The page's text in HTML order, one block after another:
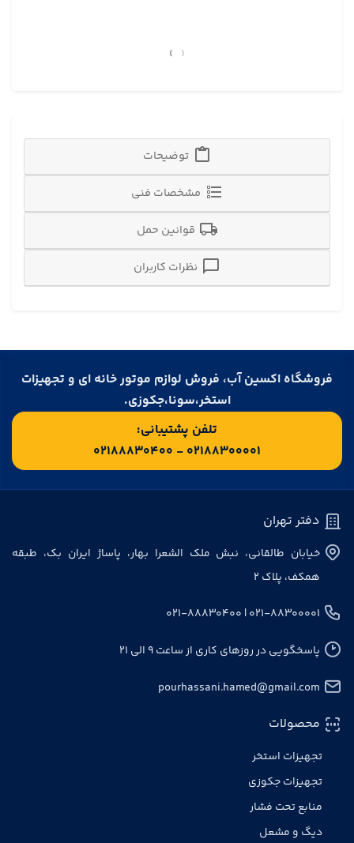
‹
›
توضیحات
مشخصات فنی
قوانین حمل
نظرات کاربران
فروشگاه اکسین آب، فروش لوازم موتور خانه ای و تجهیزات
استخر،سونا،جکوزی.
تلفن پشتیبانی:
۰۲۱۸۸۳۰۰۰۰۱ - ۰۲۱۸۸۸۳۰۴۰۰
محصولات
تجهیزات استخر
تجهیزات جکوزی
منابع تحت فشار
دیگ و مشعل
دفتر تهران
خیابان طالقانی، نبش ملک الشعرا بهار، پاساژ ایران بک، طبقه
همکف، پلاک ۲
۰۲۱-۸۸۳۰۰۰۰۱ | ۰۲۱-۸۸۸۳۰۴۰۰
پاسخگویی در روزهای کاری از ساعت ۹ الی ۲۱
pourhassani.hamed@gmail.com